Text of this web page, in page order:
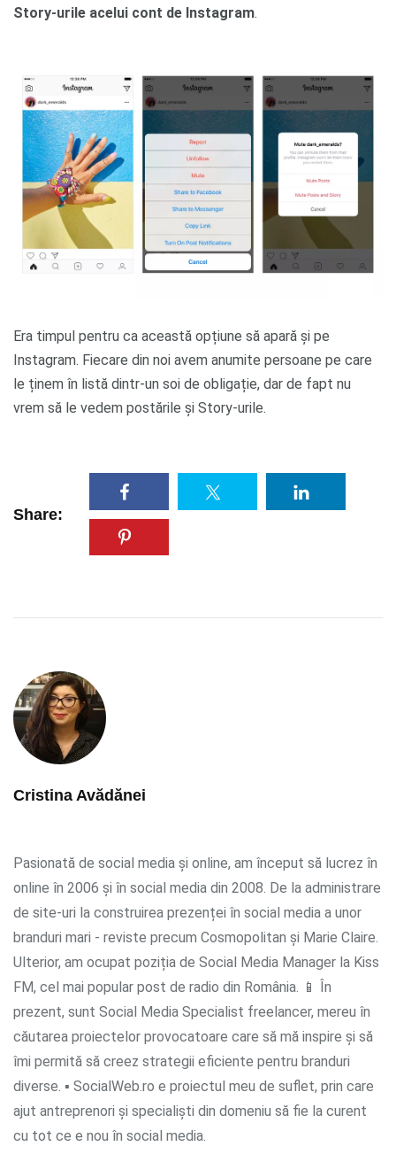
Story-urile acelui cont de Instagram.
Era timpul pentru ca această opțiune să apară și pe
Instagram. Fiecare din noi avem anumite persoane pe care
le ținem în listă dintr-un soi de obligație, dar de fapt nu
vrem să le vedem postările și Story-urile.
Share:
Cristina Avădănei
Pasionată de social media și online, am început să lucrez în
online în 2006 și în social media din 2008. De la administrare
de site-uri la construirea prezenței în social media a unor
branduri mari - reviste precum Cosmopolitan și Marie Claire.
Ulterior, am ocupat poziția de Social Media Manager la Kiss
FM, cel mai popular post de radio din România. 📱 În
prezent, sunt Social Media Specialist freelancer, mereu în
căutarea proiectelor provocatoare care să mă inspire și să
îmi permită să creez strategii eficiente pentru branduri
diverse. ▪ SocialWeb.ro e proiectul meu de suflet, prin care
ajut antreprenori și specialiști din domeniu să fie la curent
cu tot ce e nou în social media.